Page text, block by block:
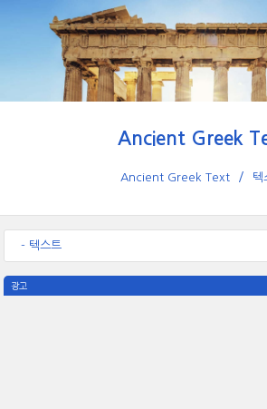
Ancient Greek
Ancient Greek Text 텍
- 텍스트
광고